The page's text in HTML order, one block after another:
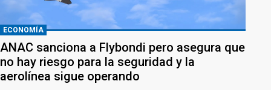
ECONOMÍA
ANAC sanciona a Flybondi pero asegura que
no hay riesgo para la seguridad y la
aerolínea sigue operando